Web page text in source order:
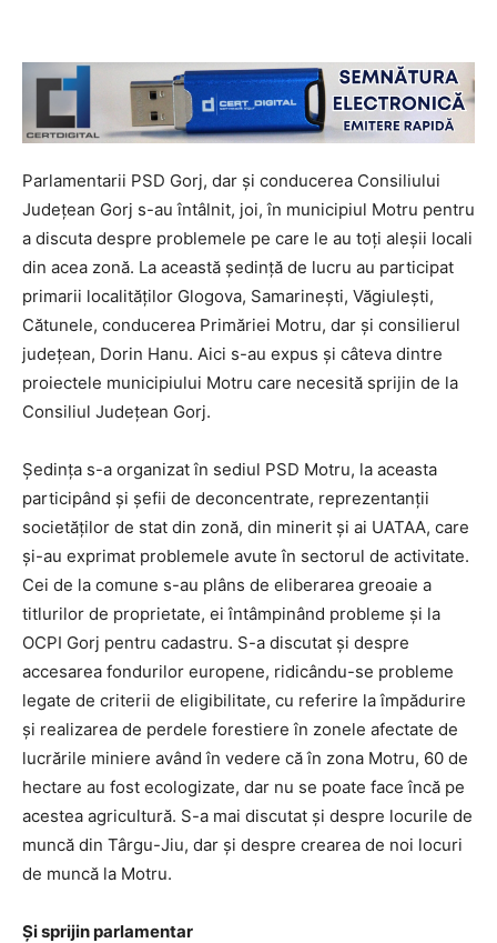
Parlamentarii PSD Gorj, dar și conducerea Consiliului
Județean Gorj s-au întâlnit, joi, în municipiul Motru pentru
a discuta despre problemele pe care le au toți aleșii locali
din acea zonă. La această ședință de lucru au participat
primarii localităților Glogova, Samarinești, Văgiulești,
Cătunele, conducerea Primăriei Motru, dar și consilierul
județean, Dorin Hanu. Aici s-au expus și câteva dintre
proiectele municipiului Motru care necesită sprijin de la
Consiliul Județean Gorj.
Ședința s-a organizat în sediul PSD Motru, la aceasta
participând și șefii de deconcentrate, reprezentanții
societăților de stat din zonă, din minerit și ai UATAA, care
și-au exprimat problemele avute în sectorul de activitate.
Cei de la comune s-au plâns de eliberarea greoaie a
titlurilor de proprietate, ei întâmpinând probleme și la
OCPI Gorj pentru cadastru. S-a discutat și despre
accesarea fondurilor europene, ridicându-se probleme
legate de criterii de eligibilitate, cu referire la împădurire
și realizarea de perdele forestiere în zonele afectate de
lucrările miniere având în vedere că în zona Motru, 60 de
hectare au fost ecologizate, dar nu se poate face încă pe
acestea agricultură. S-a mai discutat și despre locurile de
muncă din Târgu-Jiu, dar și despre crearea de noi locuri
de muncă la Motru.
Și sprijin parlamentar